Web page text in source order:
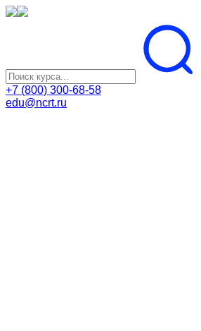
+7 (800) 300-68-58
edu@ncrt.ru